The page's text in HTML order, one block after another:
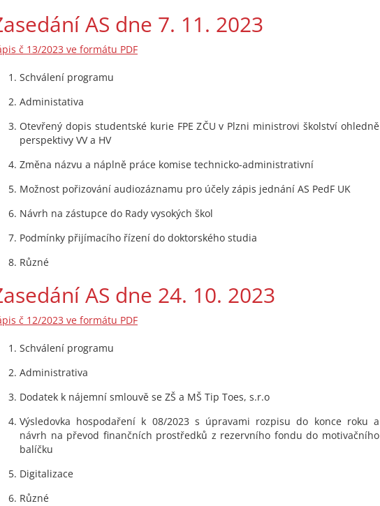
AS dne 7. 11. 2023
č 13/2023 ve formátu PDF
Schválení programu
Administativa
Otevřený dopis studentské kurie FPE ZČU v Plzni ministrovi školství ohledně
perspektivy VV a HV
Změna názvu a náplně práce komise technicko-administrativní
Možnost pořizování audiozáznamu pro účely zápis jednání AS PedF UK
Návrh na zástupce do Rady vysokých škol
Podmínky přijímacího řízení do doktorského studia
Různé
AS dne 24. 10. 2023
č 12/2023 ve formátu PDF
Schválení programu
Administrativa
Dodatek k nájemní smlouvě se ZŠ a MŠ Tip Toes, s.r.o
Výsledovka hospodaření k 08/2023 s úpravami rozpisu do konce roku a
návrh na převod finančních prostředků z rezervního fondu do motivačního
balíčku
Digitalizace
Různé